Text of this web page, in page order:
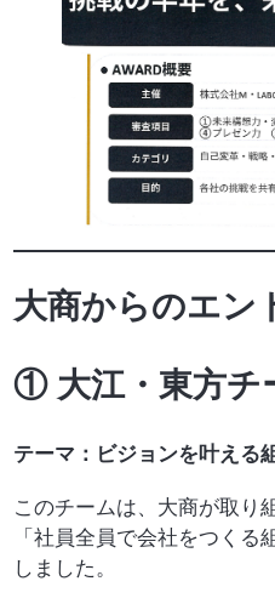
大商からのエン
① 大江・東方チ
テーマ：ビジョンを叶える
このチームは、大商が取り
「社員全員で会社をつく
しました。